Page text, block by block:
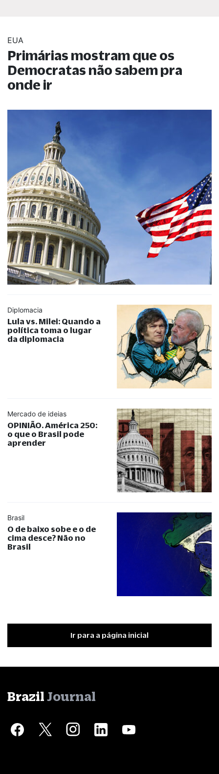
EUA
Primárias mostram que os
Democratas não sabem pra
onde ir
Diplomacia
Lula vs. Milei: Quando a
política toma o lugar
da diplomacia
Mercado de ideias
OPINIÃO. América 250:
o que o Brasil pode
aprender
Brasil
O de baixo sobe e o de
cima desce? Não no
Brasil
Ir para a página inicial
Brazil Journal